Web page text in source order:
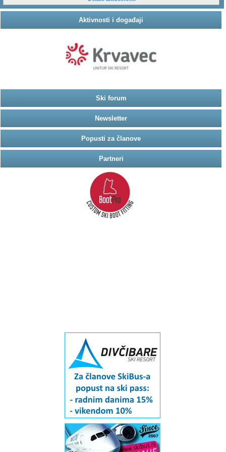
Aktivnosti i događaji
Ski forum
Newsletter
Popusti za članove
Partneri